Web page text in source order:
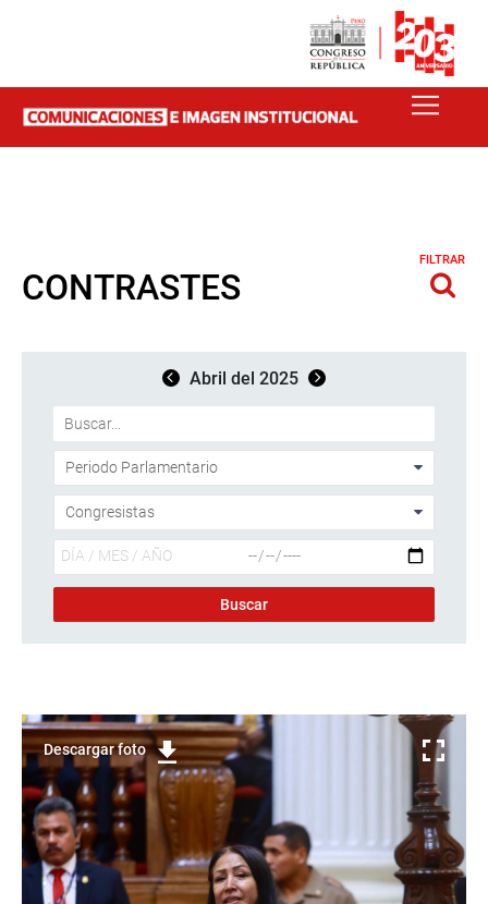
CONTRASTES
FILTRAR
Abril del 2025
Descargar foto